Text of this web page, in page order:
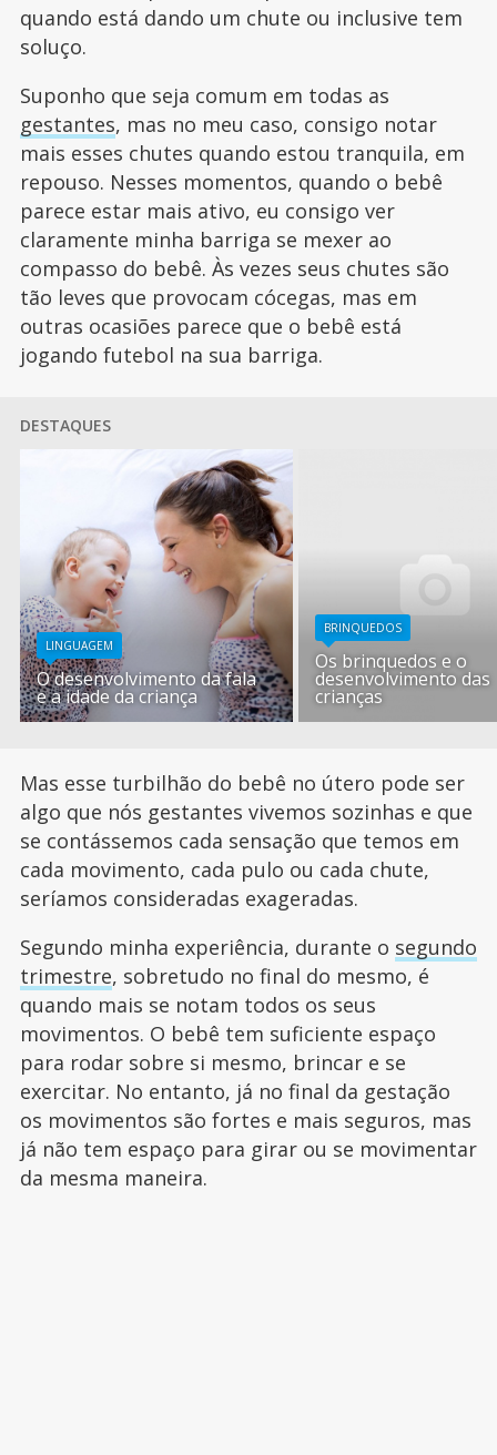
quando está dando um chute ou inclusive tem
soluço.
Suponho que seja comum em todas as
gestantes, mas no meu caso, consigo notar
mais esses chutes quando estou tranquila, em
repouso. Nesses momentos, quando o bebê
parece estar mais ativo, eu consigo ver
claramente minha barriga se mexer ao
compasso do bebê. Às vezes seus chutes são
tão leves que provocam cócegas, mas em
outras ocasiões parece que o bebê está
jogando futebol na sua barriga.
DESTAQUES
LINGUAGEM
O desenvolvimento da fala
e a idade da criança
BRINQUEDOS
Os brinquedos e o
desenvolvimento das
crianças
Mas esse turbilhão do bebê no útero pode ser
algo que nós gestantes vivemos sozinhas e que
se contássemos cada sensação que temos em
cada movimento, cada pulo ou cada chute,
seríamos consideradas exageradas.
Segundo minha experiência, durante o segundo
trimestre, sobretudo no final do mesmo, é
quando mais se notam todos os seus
movimentos. O bebê tem suficiente espaço
para rodar sobre si mesmo, brincar e se
exercitar. No entanto, já no final da gestação
os movimentos são fortes e mais seguros, mas
já não tem espaço para girar ou se movimentar
da mesma maneira.